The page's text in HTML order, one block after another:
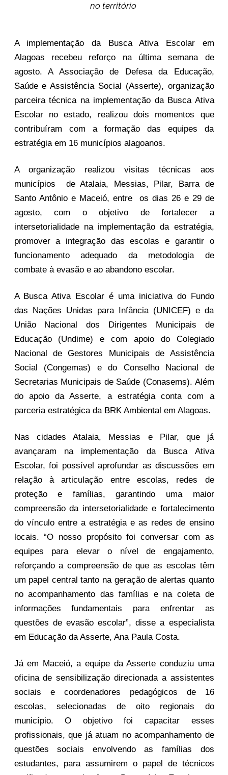
no território
A implementação da Busca Ativa Escolar em
Alagoas recebeu reforço na última semana de
agosto. A Associação de Defesa da Educação,
Saúde e Assistência Social (Asserte), organização
parceira técnica na implementação da Busca Ativa
Escolar no estado, realizou dois momentos que
contribuíram com a formação das equipes da
estratégia em 16 municípios alagoanos.
A organização realizou visitas técnicas aos
municípios de Atalaia, Messias, Pilar, Barra de
Santo Antônio e Maceió, entre os dias 26 e 29 de
agosto, com o objetivo de fortalecer a
intersetorialidade na implementação da estratégia,
promover a integração das escolas e garantir o
funcionamento adequado da metodologia de
combate à evasão e ao abandono escolar.
A Busca Ativa Escolar é uma iniciativa do Fundo
das Nações Unidas para Infância (UNICEF) e da
União Nacional dos Dirigentes Municipais de
Educação (Undime) e com apoio do Colegiado
Nacional de Gestores Municipais de Assistência
Social (Congemas) e do Conselho Nacional de
Secretarias Municipais de Saúde (Conasems). Além
do apoio da Asserte, a estratégia conta com a
parceria estratégica da BRK Ambiental em Alagoas.
Nas cidades Atalaia, Messias e Pilar, que já
avançaram na implementação da Busca Ativa
Escolar, foi possível aprofundar as discussões em
relação à articulação entre escolas, redes de
proteção e famílias, garantindo uma maior
compreensão da intersetorialidade e fortalecimento
do vínculo entre a estratégia e as redes de ensino
locais. “O nosso propósito foi conversar com as
equipes para elevar o nível de engajamento,
reforçando a compreensão de que as escolas têm
um papel central tanto na geração de alertas quanto
no acompanhamento das famílias e na coleta de
informações fundamentais para enfrentar as
questões de evasão escolar”, disse a especialista
em Educação da Asserte, Ana Paula Costa.
Já em Maceió, a equipe da Asserte conduziu uma
oficina de sensibilização direcionada a assistentes
sociais e coordenadores pedagógicos de 16
escolas, selecionadas de oito regionais do
município. O objetivo foi capacitar esses
profissionais, que já atuam no acompanhamento de
questões sociais envolvendo as famílias dos
estudantes, para assumirem o papel de técnicos